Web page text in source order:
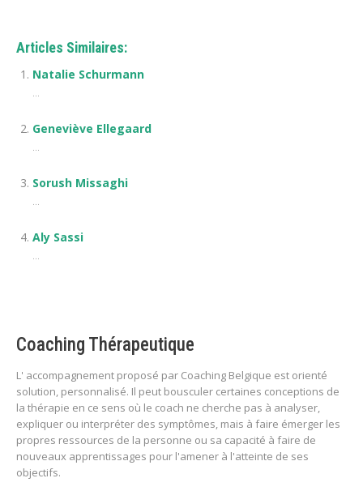
Articles Similaires:
Natalie Schurmann
...
Geneviève Ellegaard
...
Sorush Missaghi
...
Aly Sassi
...
Coaching Thérapeutique
L' accompagnement proposé par Coaching Belgique est orienté
solution, personnalisé. Il peut bousculer certaines conceptions de
la thérapie en ce sens où le coach ne cherche pas à analyser,
expliquer ou interpréter des symptômes, mais à faire émerger les
propres ressources de la personne ou sa capacité à faire de
nouveaux apprentissages pour l'amener à l'atteinte de ses
objectifs.